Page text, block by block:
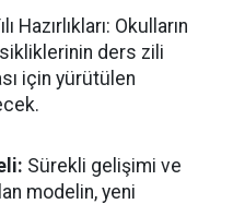
Okulların
ders zili
için yürütülen
Sürekli gelişimi ve
modelin, yeni